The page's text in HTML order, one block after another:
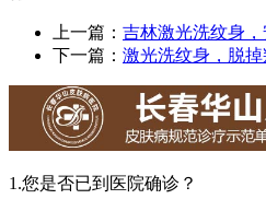
上一篇： 吉林激光洗纹身
下一篇： 激光洗纹身，脱
1.您是否已到医院确诊？